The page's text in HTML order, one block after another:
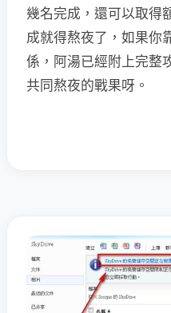
幾名完成，還可以取得
成就得熬夜了，如果你
係，阿湯已經附上完整
共同熬夜的戰果呀。